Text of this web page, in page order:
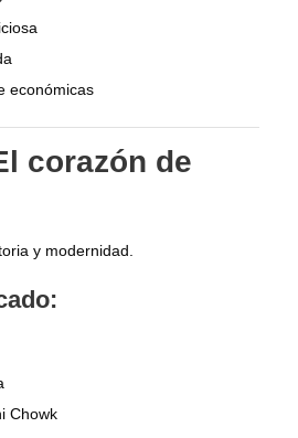
económicas
corazón de
y modernidad.
Chowk